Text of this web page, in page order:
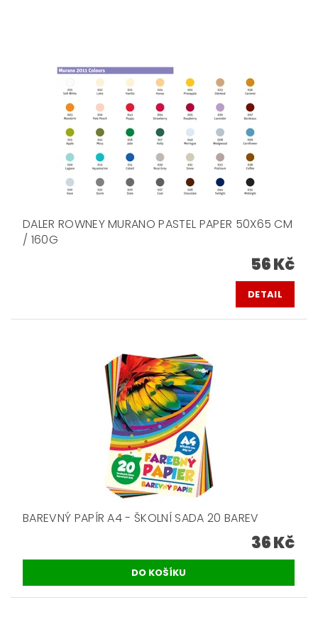
DALER ROWNEY MURANO PASTEL PAPER 50X65 CM
/ 160G
56 Kč
DETAIL
BAREVNÝ PAPÍR A4 - ŠKOLNÍ SADA 20 BAREV
36 Kč